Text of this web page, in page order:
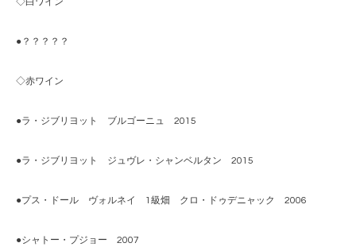
◇白ワイン
●？？？？？
◇赤ワイン
●ラ・ジブリヨット ブルゴーニュ 2015
●ラ・ジブリヨット ジュヴレ・シャンベルタン 2015
●プス・ドール ヴォルネイ 1級畑 クロ・ドゥデニャック 2006
●シャトー・プジョー 2007